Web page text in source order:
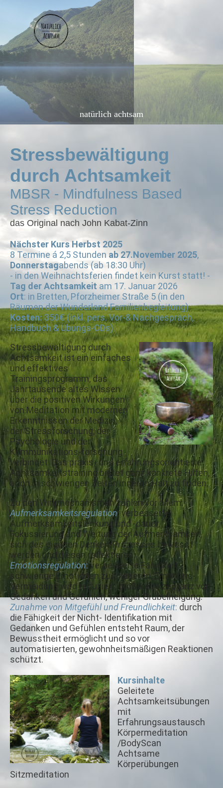
natürlich achtsam
Stressbewältigung
durch Achtsamkeit
MBSR - Mindfulness Based
Stress Reduction
das Original nach John Kabat-Zinn
Nächster Kurs Herbst 2025
8 Termine á 2,5 Stunden ab 27.November 2025,
Donnerstagabends (ab 18:30 Uhr)
- in den Weihnachtsferien findet kein Kurst statt! -
Tag der Achtsamkeit am 17. Januar 2026
Ort: in Bretten, Pforzheimer Straße 5 (in den
Räumen der Wunderland Familienbegleitung)
Kosten:350€ (inkl. pers. Vor-& Nachgespräch,
Handbuch & Übungs-CDs)
Stressbewältigung durch
Achtsamkeit ist ein einfaches
und effektives
Trainingsprogramm, das
Jahrtausende altes Wissen
über die positiven Wirkungen
von Meditation mit modernen
Erkenntnissen der Medizin,
der Stressforschung, der
Psychologie und der
Kommunikations-forschung
verbindet. Das praxis- und erfahrungsorientierte
Achtsamkeitstraining bietet ganz konkrete Hilfen,
auch in schwierigen Zeiten inneren Halt zu finden.
Zu den Wirkmechanismen zählen vor allem:
Aufmerksamkeitsregulation: verbesserte
Aufmerksamkeitslenkung und -dauer,
Fokussierung und Weitung der Aufmerksamkeit,
sich des eigenen Denken-Prozesses bewusst
werden und diesen reflektieren.
Emotionsregulation:verbesserte Fähigkeit
schwierige Emotionen zu tolerieren, Emotions-
Vermeidung wird reduziert, größere Akzeptanz von
Gedanken und Gefühlen, weniger Grübelneigung.
Zunahme von Mitgefühl und Freundlichkeit: durch
die Fähigkeit der Nicht- Identifikation mit
Gedanken und Gefühlen entsteht Raum, der
Bewusstheit ermöglicht und so vor
automatisierten, gewohnheitsmäßigen Reaktionen
schützt.
Kursinhalte
Geleitete
Achtsamkeitsübungen
mit
Erfahrungsaustausch
Körpermeditation
/BodyScan
Achtsame
Körperübungen
Sitzmeditation